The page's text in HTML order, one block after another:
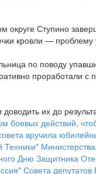
округе Ступино
кровли — проблему
по поводу
проработали
их до
боевых действий,
вручила
Дню Защитника
Совета